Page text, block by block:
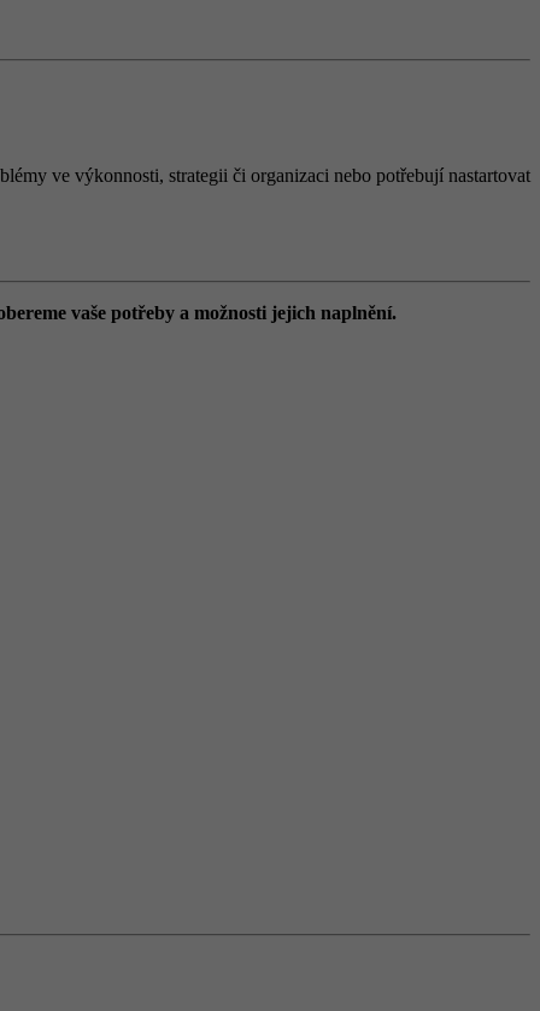
ve výkonnosti, strategii či organizaci nebo potřebují nastartovat
vaše potřeby a možnosti jejich naplnění.